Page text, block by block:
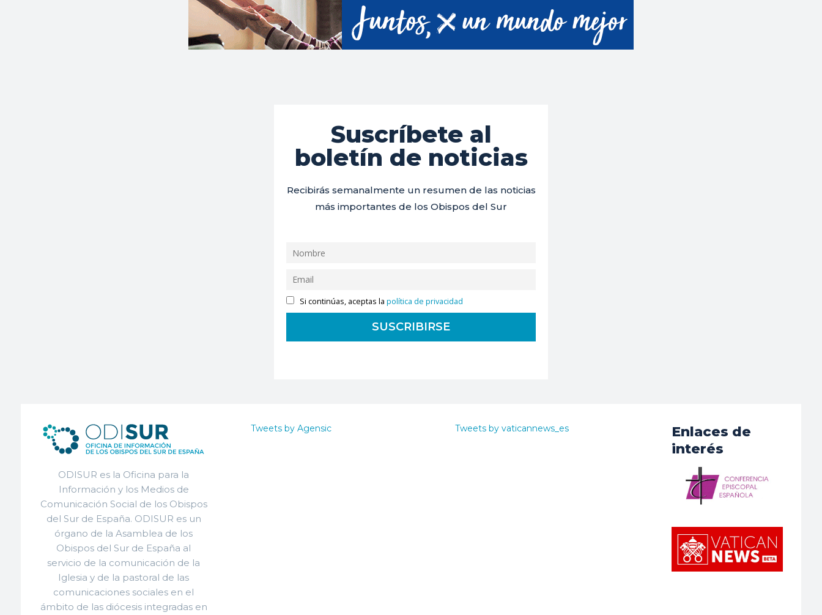
Suscríbete al
boletín de noticias
Recibirás semanalmente un resumen de las noticias
más importantes de los Obispos del Sur
Si continúas, aceptas lapolítica de privacidad
ODISUR es la Oficina para la
Información y los Medios de
Comunicación Social de los Obispos
del Sur de España. ODISUR es un
órgano de la Asamblea de los
Obispos del Sur de España al
servicio de la comunicación de la
Iglesia y de la pastoral de las
comunicaciones sociales en el
ámbito de las diócesis integradas en
Tweets by Agensic Tweets by vaticannews_es
Enlaces de
interés